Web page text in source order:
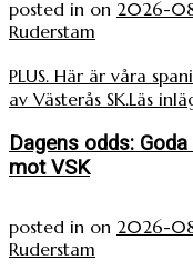
posted in on 2026-
Ruderstam
PLUS. Här är våra
av Västerås SK.Läs
Dagens odds:
mot VSK
posted in on 2026-
Ruderstam